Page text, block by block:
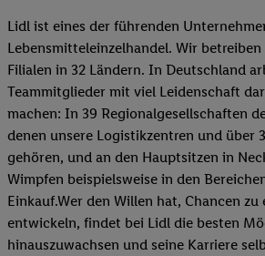
Lidl ist eines der führenden
Lebensmitteleinzelhandel. Wir
Filialen in 32 Ländern. In Deutschland
Teammitglieder mit viel Leidenschaft
machen: In 39 Regionalgesellschaften
denen unsere Logistikzentren und über
gehören, und an den Hauptsitzen in
Wimpfen beispielsweise in den
Einkauf.Wer den Willen hat, Chancen
entwickeln, findet bei Lidl die besten
hinauszuwachsen und seine Karriere